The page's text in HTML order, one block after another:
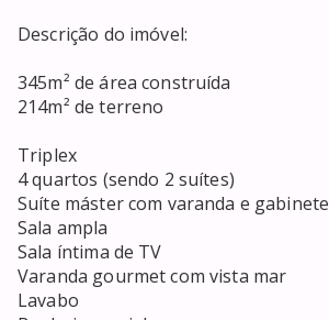
Descrição do imóvel:
345m² de área construída
214m² de terreno
Triplex
4 quartos (sendo 2 suítes)
Suíte máster com varanda e gabinete
Sala ampla
Sala íntima de TV
Varanda gourmet com vista mar
Lavabo